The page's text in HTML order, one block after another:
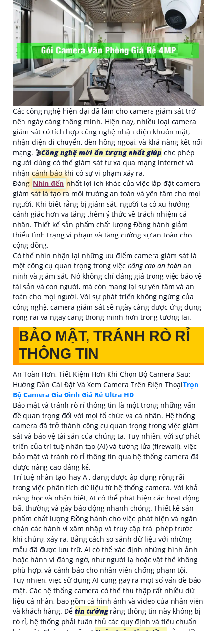
Các công nghệ hiện đại đã làm cho camera giám sát trở
nên ngày càng thông minh. Hiện nay, nhiều loại camera
giám sát có tích hợp công nghệ nhận diện khuôn mặt,
nhận diện di chuyển, đèn hồng ngoại, và khả năng kết nối
mạng. 🎬Công nghệ mới ấn tượng nhất giúp cho phép
người dùng có thể giám sát từ xa qua mạng internet và
nhận cảnh báo khi có sự vi phạm xảy ra.
Đáng Nhìn đến nhất lợi ích khác của việc lắp đặt camera
giám sát là tạo ra môi trường an toàn và yên tâm cho mọi
người. Khi biết rằng bị giám sát, người ta có xu hướng
cảnh giác hơn và tăng thêm ý thức về trách nhiệm cá
nhân. Thiết kế sản phẩm chất lượng Đồng hành giảm
thiểu tình trạng vi phạm và tăng cường sự an toàn cho
cộng đồng.
Có thể nhìn nhận lại những ưu điểm camera giám sát là
một công cụ quan trọng trong việc nâng cao an toàn an
ninh và giám sát. Nó không chỉ đáng giá trong việc bảo vệ
tài sản và con người, mà còn mang lại sự yên tâm và an
toàn cho mọi người. Với sự phát triển không ngừng của
công nghệ, camera giám sát sẽ ngày càng được ứng dụng
rộng rãi và ngày càng thông minh hơn trong tương lai.
BẢO MẬT, TRÁNH RÒ RỈ
THÔNG TIN
An Toàn Hơn, Tiết Kiệm Hơn Khi Chọn Bộ Camera Sau:
Hướng Dẫn Cài Đặt Và Xem Camera Trên Điện ThoạiTrọn
Bộ Camera Gia Đình Giá Rẻ Ultra HD
Bảo mật và tránh rò rỉ thông tin là một trong những vấn
đề quan trọng đối với mọi tổ chức và cá nhân. Hệ thống
camera đã trở thành công cụ quan trọng trong việc giám
sát và bảo vệ tài sản của chúng ta. Tuy nhiên, với sự phát
triển của trí tuệ nhân tạo (AI) và tường lửa (firewall), việc
bảo mật và tránh rò rỉ thông tin qua hệ thống camera đã
được nâng cao đáng kể.
Trí tuệ nhân tạo, hay AI, đang được áp dụng rộng rãi
trong việc phân tích dữ liệu từ hệ thống camera. Với khả
năng học và nhận biết, AI có thể phát hiện các hoạt động
bất thường và gây báo động nhanh chóng. Thiết kế sản
phẩm chất lượng Đồng hành cho việc phát hiện và ngăn
chặn các hành vi xâm nhập và truy cập trái phép trước
khi chúng xảy ra. Bằng cách so sánh dữ liệu với những
mẫu đã được lưu trữ, AI có thể xác định những hình ảnh
hoặc hành vi đáng ngờ, như người lạ hoặc vật thể không
phù hợp, và cảnh báo cho nhân viên chống phạm tội.
Tuy nhiên, việc sử dụng AI cũng gây ra một số vấn đề bảo
mật. Các hệ thống camera có thể thu thập rất nhiều dữ
liệu cá nhân, bao gồm cả hình ảnh và video của nhân viên
và khách hàng. Để tin tưởngrằng thông tin này không bị
rò rỉ, hệ thống phải tuân thủ các quy định và tiêu chuẩn